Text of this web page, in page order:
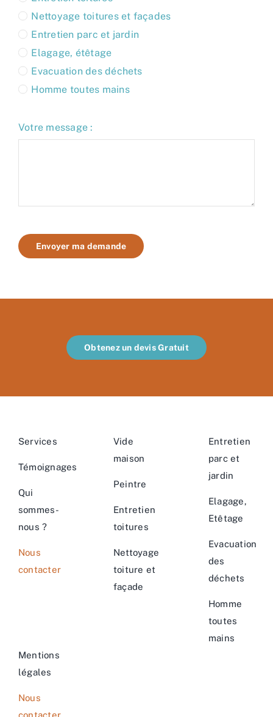
Nettoyage toitures et façades
Entretien parc et jardin
Elagage, étêtage
Evacuation des déchets
Homme toutes mains
Votre message :
Envoyer ma demande
Obtenez un devis Gratuit
Services
Témoignages
Qui
sommes-
nous ?
Nous
contacter
Vide
maison
Peintre
Entretien
toitures
Nettoyage
toiture et
façade
Entretien
parc et
jardin
Elagage,
Etêtage
Evacuation
des
déchets
Homme
toutes
mains
Mentions
légales
Nous
contacter